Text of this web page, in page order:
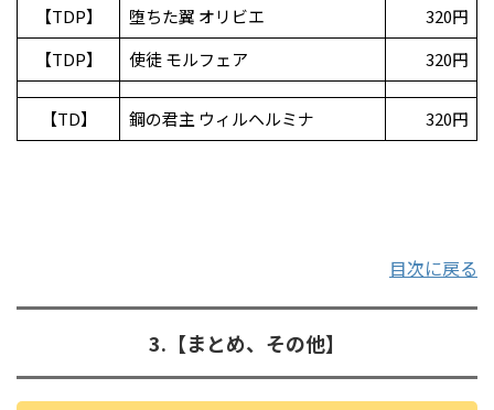
【TDP】
堕ちた翼 オリビエ
320円
【TDP】
使徒 モルフェア 320円
【TD】 鋼の君主 ウィルヘルミナ 320円
目次に戻る
3.【まとめ、その他】